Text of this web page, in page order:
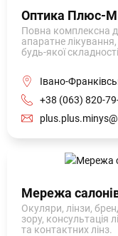
Оптика Плюс-
Повна комплексна
апаратне
будь-якої
Івано-
+38 (063) 820-
Мережа
Окуляри, лінзи,
зору, консультація
та контактних лінз.